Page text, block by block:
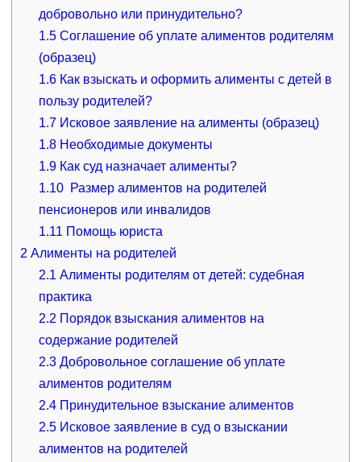
добровольно или принудительно?
1.5 Соглашение об уплате алиментов родителям
(образец)
1.6 Как взыскать и оформить алименты с детей в
пользу родителей?
1.7 Исковое заявление на алименты (образец)
1.8 Необходимые документы
1.9 Как суд назначает алименты?
1.10 Размер алиментов на родителей
пенсионеров или инвалидов
1.11 Помощь юриста
2 Алименты на родителей
2.1 Алименты родителям от детей: судебная
практика
2.2 Порядок взыскания алиментов на
содержание родителей
2.3 Добровольное соглашение об уплате
алиментов родителям
2.4 Принудительное взыскание алиментов
2.5 Исковое заявление в суд о взыскании
алиментов на родителей